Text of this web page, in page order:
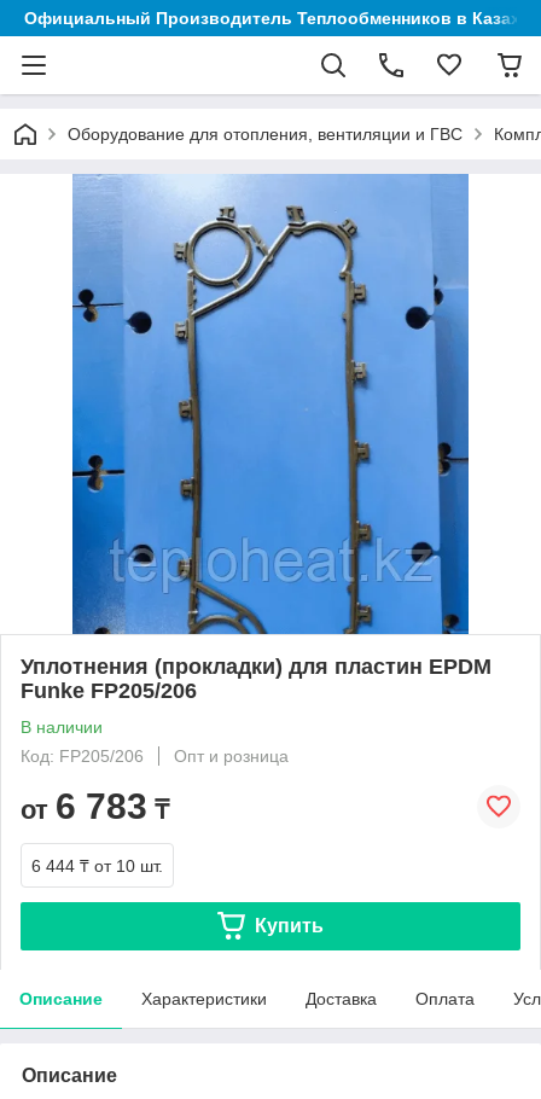
Официальный Производитель Теплообменников в
Оборудование для отопления, вентиляции и ГВС
Уплотнения (прокладки) для пластин EPDM
Funke FP205/206
В наличии
Код: FP205/206
Опт и розница
от 6 783 ₸
6 444 ₸ от 10 шт.
Купить
Описание Характеристики Доставка Оплата
Описание